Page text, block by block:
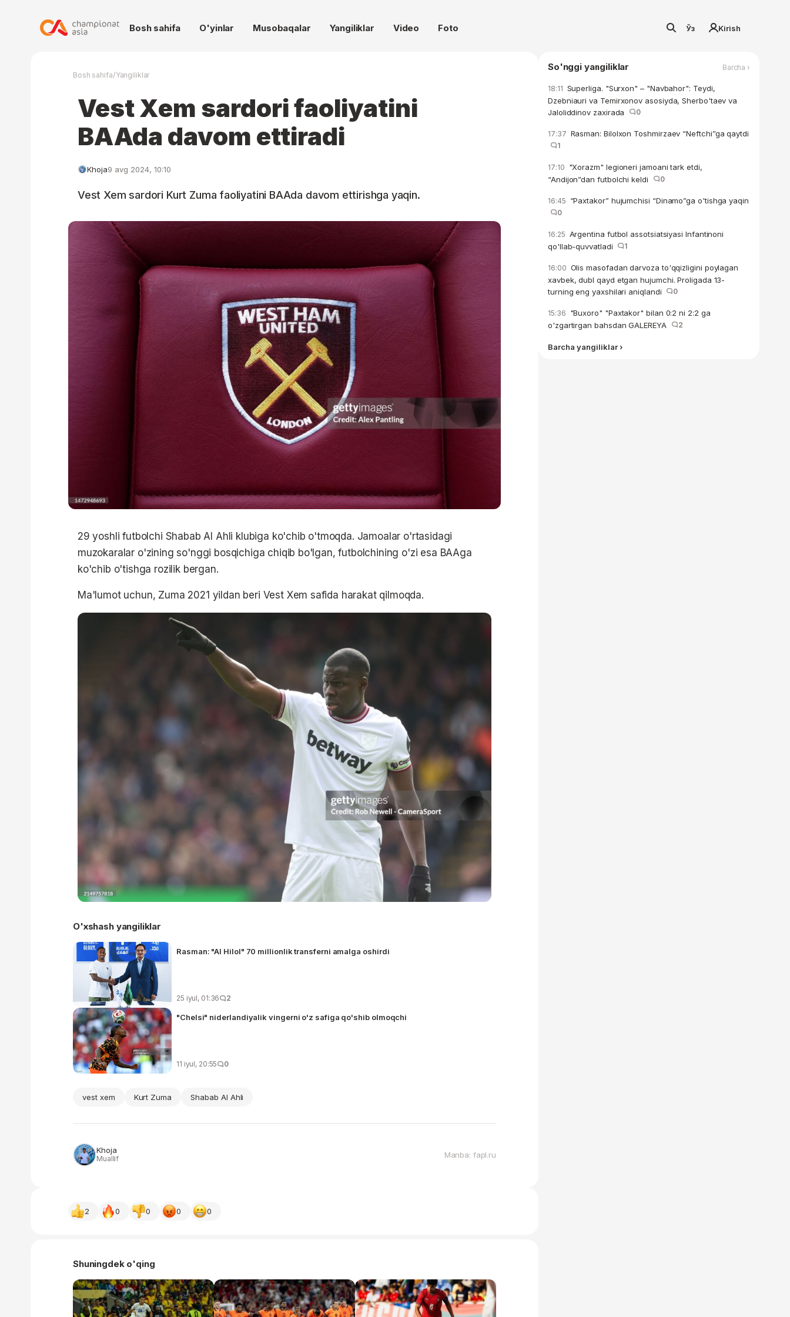
Bosh sahifa O'yinlar Musobaqalar Yangiliklar Video Foto Ўз Kirish
Bosh sahifa/Yangiliklar
Vest Xem sardori faoliyatini
BAAda davom ettiradi
Khoja9 avg 2024, 10:10
Vest Xem sardori Kurt Zuma faoliyatini BAAda davom ettirishga yaqin.
29 yoshli futbolchi Shabab Al Ahli klubiga ko'chib o'tmoqda. Jamoalar o'rtasidagi
muzokaralar o'zining so'nggi bosqichiga chiqib bo'lgan, futbolchining o'zi esa BAAga
ko'chib o'tishga rozilik bergan.
Ma'lumot uchun, Zuma 2021 yildan beri Vest Xem safida harakat qilmoqda.
O'xshash yangiliklar
Rasman: "Al Hilol" 70 millionlik transferni amalga oshirdi
25 iyul, 01:36 2
"Chelsi" niderlandiyalik vingerni o'z safiga qo'shib olmoqchi
11 iyul, 20:55 0
vest xem Kurt Zuma Shabab Al Ahli
Khoja
Muallif Manba: fapl.ru
2 0 0 0 0
Shuningdek o'qing
So'nggi yangiliklar Barcha ›
18:11 Superliga. "Surxon" – "Navbahor": Teydi,
Dzebniauri va Temirxonov asosiyda, Sherbo'taev va
Jaloliddinov zaxirada
0
17:37 Rasman: Bilolxon Toshmirzaev “Neftchi”ga qaytdi
1
17:10 "Xorazm" legioneri jamoani tark etdi,
“Andijon”dan futbolchi keldi
0
16:45 “Paxtakor” hujumchisi “Dinamo”ga o'tishga yaqin
0
16:25 Argentina futbol assotsiatsiyasi Infantinoni
qo'llab-quvvatladi
1
16:00 Olis masofadan darvoza to'qqizligini poylagan
xavbek, dubl qayd etgan hujumchi. Proligada 13-
turning eng yaxshilari aniqlandi
0
15:36 "Buxoro" "Paxtakor" bilan 0:2 ni 2:2 ga
o'zgartirgan bahsdan GALEREYA
2
Barcha yangiliklar ›